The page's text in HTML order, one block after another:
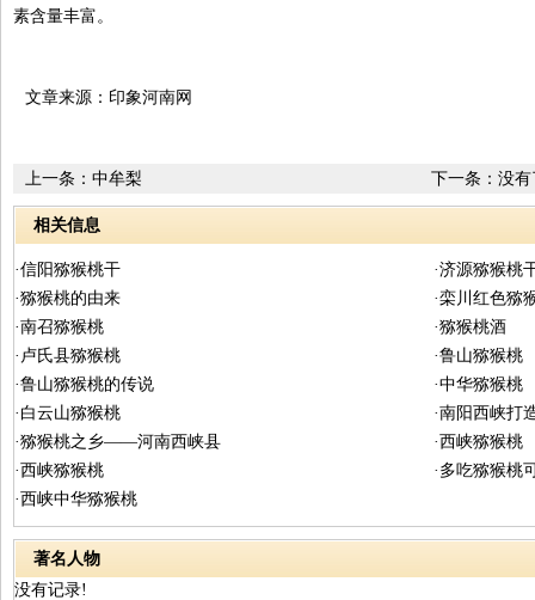
素含量丰富。
文章来源：印象河南网
下一条：没有
上一条： 中牟梨
相关信息
·信阳猕猴桃干
·济源猕猴桃
·猕猴桃的由来
·栾川红色猕
·南召猕猴桃
·猕猴桃酒
·卢氏县猕猴桃
·鲁山猕猴桃
·鲁山猕猴桃的传说
·中华猕猴桃
·白云山猕猴桃
·南阳西峡打
·猕猴桃之乡——河南西峡县
·西峡猕猴桃
·西峡猕猴桃
·多吃猕猴桃
·西峡中华猕猴桃
著名人物
没有记录!